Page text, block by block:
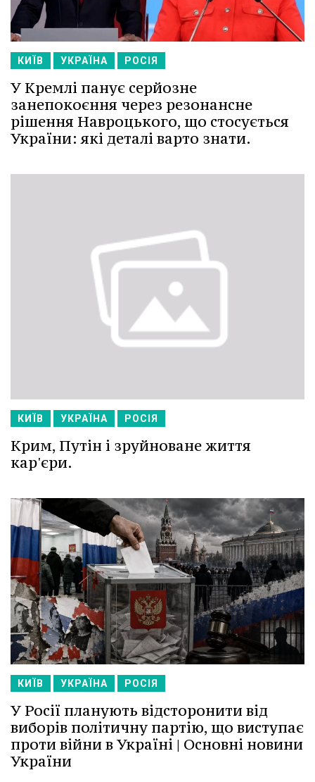
КИЇВ УКРАЇНА РОСІЯ
У Кремлі панує серйозне
занепокоєння через резонансне
рішення Навроцького, що стосується
України: які деталі варто знати.
КИЇВ УКРАЇНА РОСІЯ
Крим, Путін і зруйноване життя
кар'єри.
КИЇВ УКРАЇНА РОСІЯ
У Росії планують відсторонити від
виборів політичну партію, що виступає
проти війни в Україні | Основні новини
України